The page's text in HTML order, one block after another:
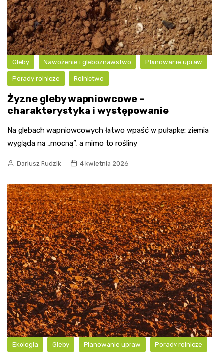
Gleby Nawożenie i gleboznawstwo Planowanie upraw
Porady rolnicze Rolnictwo
Żyzne gleby wapniowcowe –
charakterystyka i występowanie
Na glebach wapniowcowych łatwo wpaść w pułapkę: ziemia
wygląda na „mocną”, a mimo to rośliny
Dariusz Rudzik 4 kwietnia 2026
Ekologia Gleby Planowanie upraw Porady rolnicze